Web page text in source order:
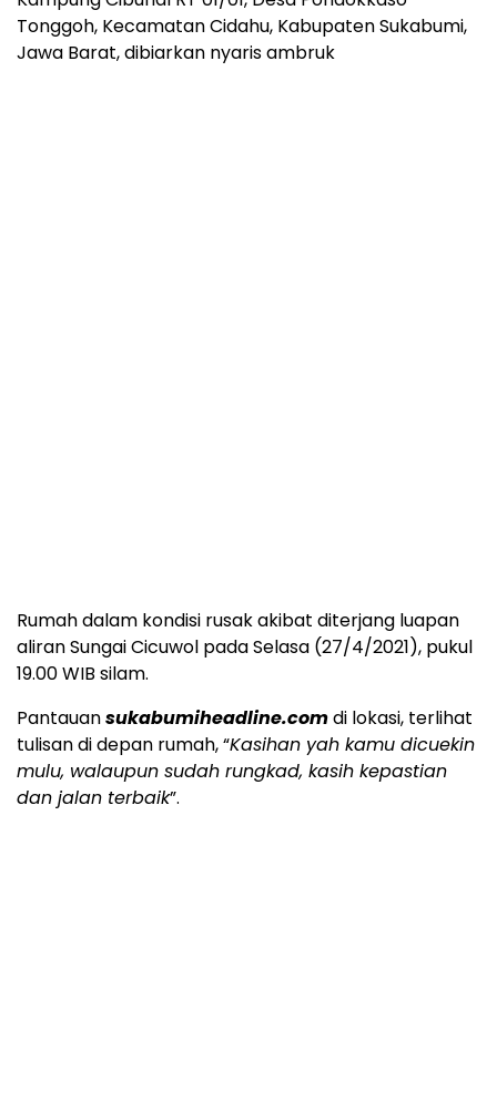
Tonggoh, Kecamatan Cidahu, Kabupaten Sukabumi,
Jawa Barat, dibiarkan nyaris ambruk
Rumah dalam kondisi rusak akibat diterjang luapan
aliran Sungai Cicuwol pada Selasa (27/4/2021), pukul
19.00 WIB silam.
Pantauansukabumiheadline.comdi lokasi, terlihat
tulisan di depan rumah, “Kasihan yah kamu dicuekin
mulu, walaupun sudah rungkad, kasih kepastian
dan jalan terbaik”.